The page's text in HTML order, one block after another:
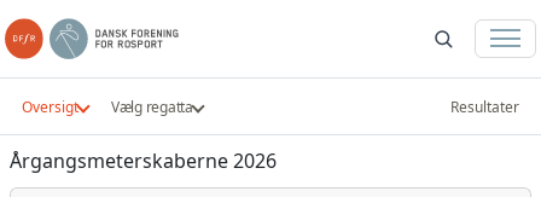
Oversigt Vælg regatta Resultater
Årgangsmeterskaberne 2026